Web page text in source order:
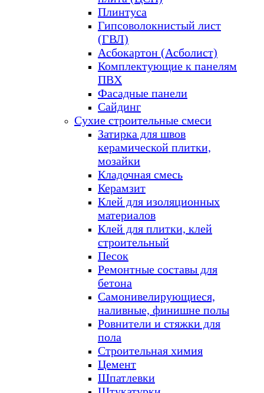
Плинтуса
Гипсоволокнистый лист
(ГВЛ)
Асбокартон (Асболист)
Комплектующие к панелям
ПВХ
Фасадные панели
Сайдинг
Сухие строительные смеси
Затирка для швов
керамической плитки,
мозайки
Кладочная смесь
Керамзит
Клей для изоляционных
материалов
Клей для плитки, клей
строительный
Песок
Ремонтные составы для
бетона
Самонивелирующиеся,
наливные, финишне полы
Ровнители и стяжки для
пола
Строительная химия
Цемент
Шпатлевки